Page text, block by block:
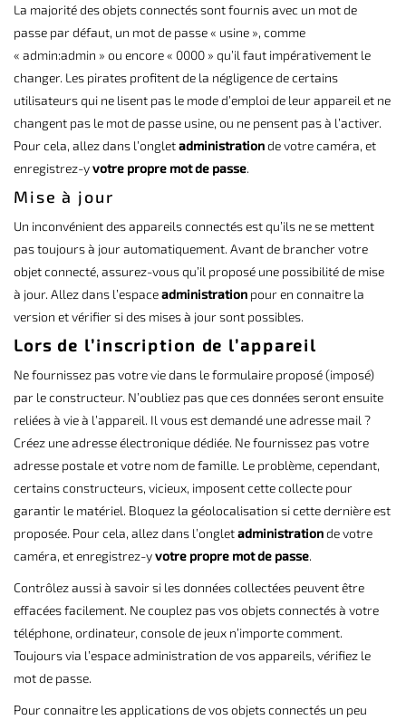
La majorité des objets connectés sont fournis avec un mot de
passe par défaut, un mot de passe « usine », comme
« admin:admin » ou encore « 0000 » qu’il faut impérativement le
changer. Les pirates profitent de la négligence de certains
utilisateurs qui ne lisent pas le mode d’emploi de leur appareil et ne
changent pas le mot de passe usine, ou ne pensent pas à l’activer.
Pour cela, allez dans l’ongletadministrationde votre caméra, et
enregistrez-yvotre propre mot de passe.
Mise à jour
Un inconvénient des appareils connectés est qu’ils ne se mettent
pas toujours à jour automatiquement. Avant de brancher votre
objet connecté, assurez-vous qu’il proposé une possibilité de mise
à jour. Allez dans l’espaceadministration pour en connaitre la
version et vérifier si des mises à jour sont possibles.
Lors de l’inscription de l’appareil
Ne fournissez pas votre vie dans le formulaire proposé (imposé)
par le constructeur. N’oubliez pas que ces données seront ensuite
reliées à vie à l’appareil. Il vous est demandé une adresse mail ?
Créez une adresse électronique dédiée. Ne fournissez pas votre
adresse postale et votre nom de famille. Le problème, cependant,
certains constructeurs, vicieux, imposent cette collecte pour
garantir le matériel. Bloquez la géolocalisation si cette dernière est
proposée. Pour cela, allez dans l’ongletadministrationde votre
caméra, et enregistrez-yvotre propre mot de passe.
Contrôlez aussi à savoir si les données collectées peuvent être
effacées facilement. Ne couplez pas vos objets connectés à votre
téléphone, ordinateur, console de jeux n’importe comment.
Toujours via l’espace administration de vos appareils, vérifiez le
mot de passe.
Pour connaitre les applications de vos objets connectés un peu